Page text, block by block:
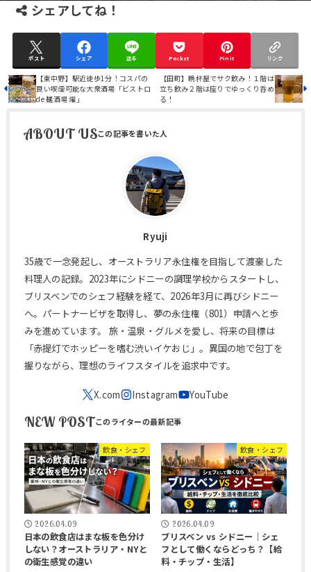
シェアしてね！
ポスト シェア 送る Pocket Pin it リンク
【東中野】駅近徒歩1分！コスパの
良い喫煙可能な大衆酒場「ビストロ
de 麺酒場 燿」
【田町】晩杯屋でサク飲み！１階は
立ち飲み２階は座りでゆっくり呑め
る！
ABOUT US
Ryuji
35歳で一念発起し、オーストラリア永住権を目指して渡豪した
料理人の記録。2023年にシドニーの調理学校からスタートし、
ブリスベンでのシェフ経験を経て、2026年3月に再びシドニー
へ。パートナービザを取得し、夢の永住権（801）申請へと歩
みを進めています。 旅・温泉・グルメを愛し、将来の目標は
「赤提灯でホッピーを嗜む渋いイケおじ」。異国の地で包丁を
握りながら、理想のライフスタイルを追求中です。
NEW POST
飲食・シェフ
2026.04.09
日本の飲食店はまな板を色分け
しない？オーストラリア・NYと
の衛生感覚の違い
飲食・シェフ
2026.04.09
ブリスベン vs シドニー｜シェ
フとして働くならどっち？【給
料・チップ・生活】